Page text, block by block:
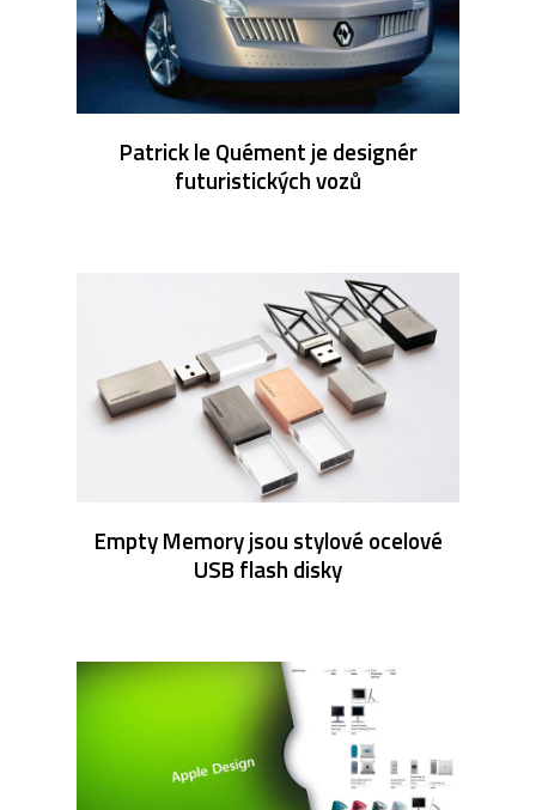
Patrick le Quément je designér
futuristických vozů
Empty Memory jsou stylové ocelové
USB flash disky